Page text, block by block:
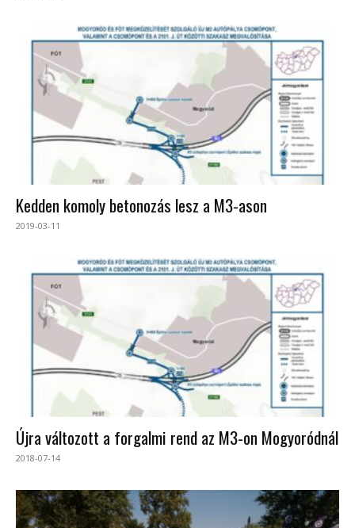
Kedden komoly betonozás lesz a M3-ason
2019-03-11
Újra változott a forgalmi rend az M3-on Mogyoródnál
2018-07-14